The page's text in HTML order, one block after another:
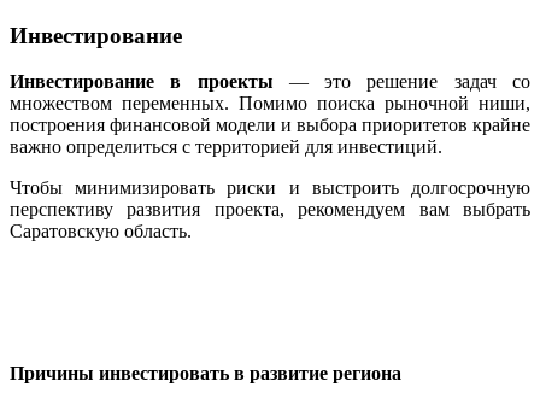
Инвестирование
Инвестирование в проекты — это решение задач со
множеством переменных. Помимо поиска рыночной ниши,
построения финансовой модели и выбора приоритетов крайне
важно определиться с территорией для инвестиций.
Чтобы минимизировать риски и выстроить долгосрочную
перспективу развития проекта, рекомендуем вам выбрать
Саратовскую область.
Причины инвестировать в развитие региона